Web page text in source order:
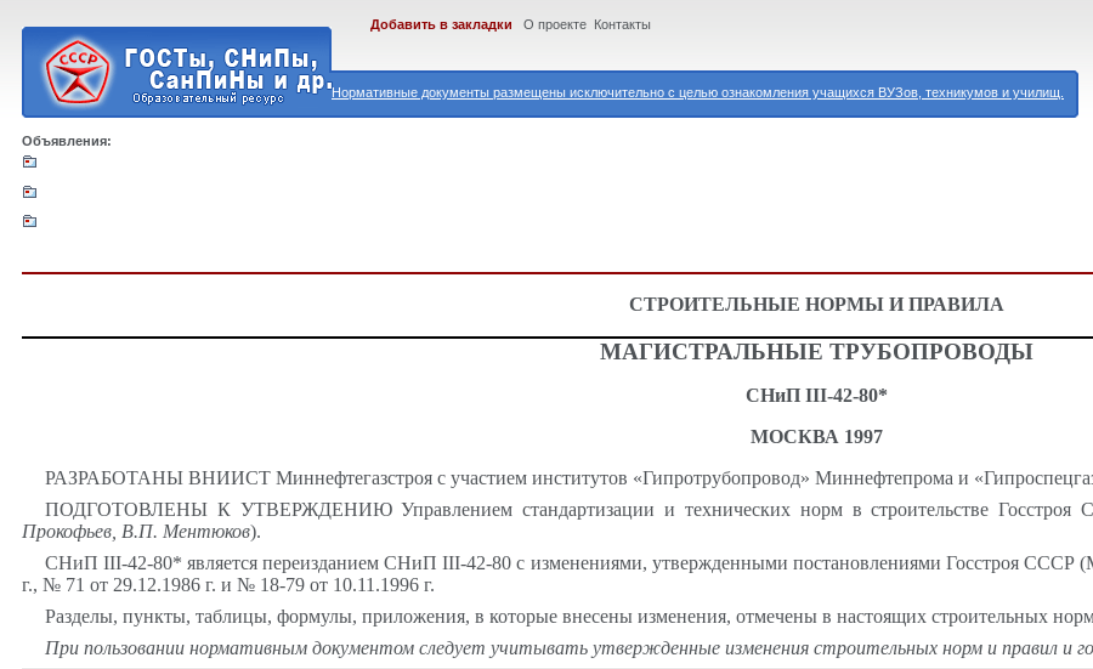
Нормативные документы размещены исключительно с целью ознакомления учащихся ВУЗов, техникумов и училищ.
Добавить в закладки О проекте Контакты
Объявления:
СТРОИТЕЛЬНЫЕ НОРМЫ И ПРАВИЛА
МАГИСТРАЛЬНЫЕ ТРУБОПРОВОДЫ
СНиП III-42-80*
МОСКВА 1997
РАЗРАБОТАНЫ ВНИИСТ Миннефтегазстрояс участием институтов «Гипротрубопровод» Миннефтепрома и «
ПОДГОТОВЛЕНЫ К УТВЕРЖДЕНИЮ Управлением стандартизации и технических норм в строительстве Госстроя
Прокофьев, В.П. Ментюков).
СНиП III-42-80* является переизданиемСНиП III-42-80 с изменениями, утвержденными постановлениями Госстроя СССР
г., № 71 от 29.12.1986 г. и № 18-79 от 10.11.1996 г.
Разделы, пункты, таблицы, формулы, приложения, в которые внесены изменения, отмечены в настоящих строительных
При пользовании нормативным документом следует учитывать утвержденные изменения строительных норм и правил и